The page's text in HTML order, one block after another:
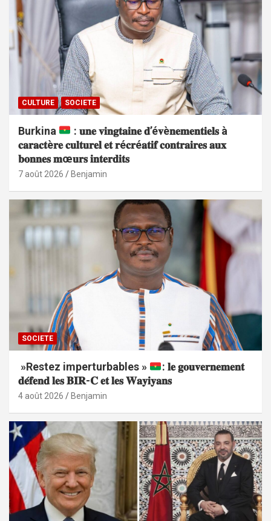
CULTURE SOCIETE
Burkina
: 𝐮𝐧𝐞 𝐯𝐢𝐧𝐠𝐭𝐚𝐢𝐧𝐞 𝐝’é𝐯è𝐧𝐞𝐦𝐞𝐧𝐭𝐢𝐞𝐥𝐬 à
𝐜𝐚𝐫𝐚𝐜𝐭è𝐫𝐞 𝐜𝐮𝐥𝐭𝐮𝐫𝐞𝐥 𝐞𝐭 𝐫é𝐜𝐫é𝐚𝐭𝐢𝐟 𝐜𝐨𝐧𝐭𝐫𝐚𝐢𝐫𝐞𝐬 𝐚𝐮𝐱
𝐛𝐨𝐧𝐧𝐞𝐬 𝐦œ𝐮𝐫𝐬 𝐢𝐧𝐭𝐞𝐫𝐝𝐢𝐭𝐬
7 août 2026 Benjamin
SOCIETE
»Restez imperturbables »
: 𝐥𝐞 𝐠𝐨𝐮𝐯𝐞𝐫𝐧𝐞𝐦𝐞𝐧𝐭
𝐝𝐞́𝐟𝐞𝐧𝐝 𝐥𝐞𝐬 𝐁𝐈𝐑-𝐂 𝐞𝐭 𝐥𝐞𝐬 𝐖𝐚𝐲𝐢𝐲𝐚𝐧𝐬
4 août 2026 Benjamin